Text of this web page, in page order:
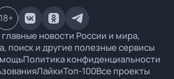
новости России и мира,
поиск и другие полезные сервисы
Политика конфиденциальности
ЛайкиТоп-100Все проекты
18+